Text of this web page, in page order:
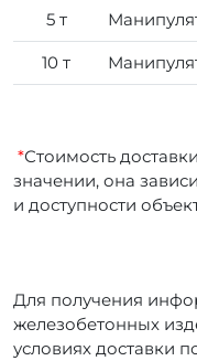
5 т
10 т
*Стоимость
значении, она
и доступности
Для получения
железобетонных
условиях доставки